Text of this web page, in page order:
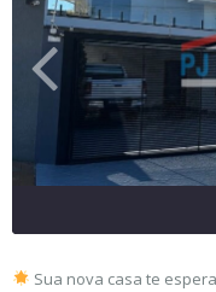
Sua nova casa te